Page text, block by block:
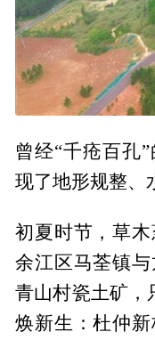
曾经“千疮百孔
现了地形规整、
初夏时节，草
余江区马荃镇
青山村瓷土矿，
焕新生：杜仲新